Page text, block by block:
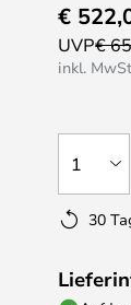
€
UVP€
inkl.
1
30